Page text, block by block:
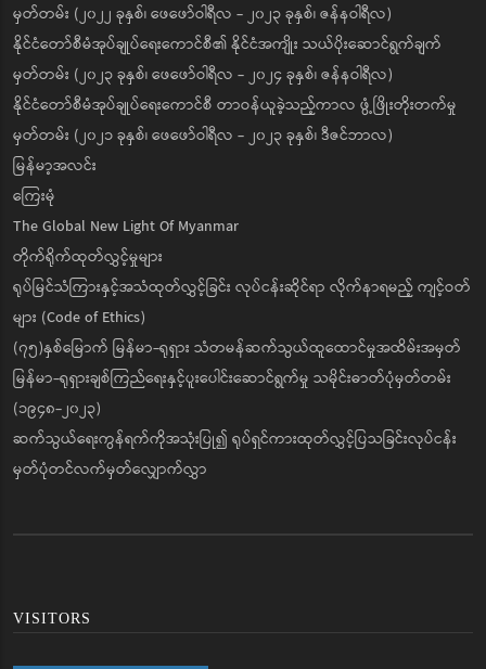
မှတ်တမ်း (၂၀၂၂ ခုနှစ်၊ ဖေဖော်ဝါရီလ - ၂၀၂၃ ခုနှစ်၊ ဇန်နဝါရီလ)
နိုင်ငံတော်စီမံအုပ်ချုပ်ရေးကောင်စီ၏ နိုင်ငံအကျိုး သယ်ပိုးဆောင်ရွက်ချက်
မှတ်တမ်း (၂၀၂၃ ခုနှစ်၊ ဖေဖော်ဝါရီလ - ၂၀၂၄ ခုနှစ်၊ ဇန်နဝါရီလ)
နိုင်ငံတော်စီမံအုပ်ချုပ်ရေးကောင်စီ တာဝန်ယူခဲ့သည့်ကာလ ဖွံ့ဖြိုးတိုးတက်မှု
မှတ်တမ်း (၂၀၂၁ ခုနှစ်၊ ဖေဖော်ဝါရီလ - ၂၀၂၃ ခုနှစ်၊ ဒီဇင်ဘာလ)
မြန်မာ့အလင်း
ကြေးမုံ
The Global New Light Of Myanmar
တိုက်ရိုက်ထုတ်လွှင့်မှုများ
ရုပ်မြင်သံကြားနှင့်အသံထုတ်လွှင့်ခြင်း လုပ်ငန်းဆိုင်ရာ လိုက်နာရမည့် ကျင့်ဝတ်
များ (Code of Ethics)
(၇၅)နှစ်မြောက် မြန်မာ-ရုရှား သံတမန်ဆက်သွယ်ထူထောင်မှုအထိမ်းအမှတ်
မြန်မာ-ရုရှားချစ်ကြည်ရေးနှင့်ပူးပေါင်းဆောင်ရွက်မှု သမိုင်းဓာတ်ပုံမှတ်တမ်း
(၁၉၄၈-၂၀၂၃)
ဆက်သွယ်ရေးကွန်ရက်ကိုအသုံးပြု၍ ရုပ်ရှင်ကားထုတ်လွှင့်ပြသခြင်းလုပ်ငန်း
မှတ်ပုံတင်လက်မှတ်လျှောက်လွှာ
VISITORS